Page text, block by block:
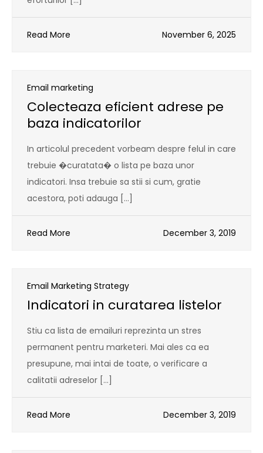
Read More November 6, 2025
Email marketing
Colecteaza eficient adrese pe
baza indicatorilor
In articolul precedent vorbeam despre felul in care
trebuie �curatata� o lista pe baza unor
indicatori. Insa trebuie sa stii si cum, gratie
acestora, poti adauga […]
Read More December 3, 2019
Email Marketing Strategy
Indicatori in curatarea listelor
Stiu ca lista de emailuri reprezinta un stres
permanent pentru marketeri. Mai ales ca ea
presupune, mai intai de toate, o verificare a
calitatii adreselor […]
Read More December 3, 2019